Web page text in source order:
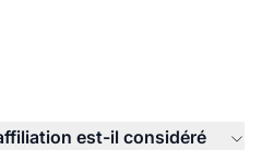
est-il considéré